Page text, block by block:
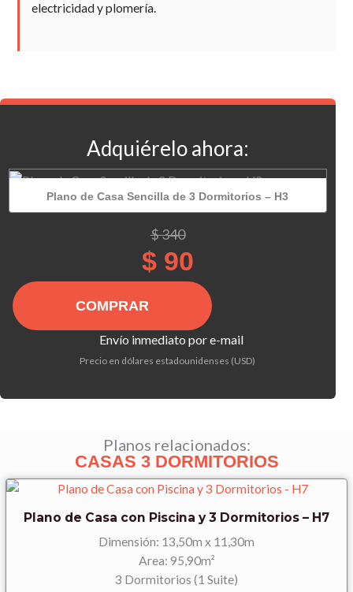
electricidad y plomería.
Adquiérelo ahora:
Plano de Casa Sencilla de 3 Dormitorios – H3
$340
precio
original
era:
$90
precio
actual
es:
Plano
Casa
Dormitorios
Envío inmediato por e-mail
Precio en dólares estadounidenses (USD)
Planos relacionados:
CASAS 3 DORMITORIOS
Plano de Casa con Piscina y 3 Dormitorios – H7
Dimensión: 13,50m x 11,30m
Area: 95,90m²
3 Dormitorios (1 Suite)